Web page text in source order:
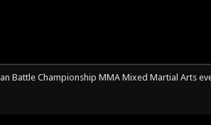
Battle Championship MMA Mixed Martial Arts